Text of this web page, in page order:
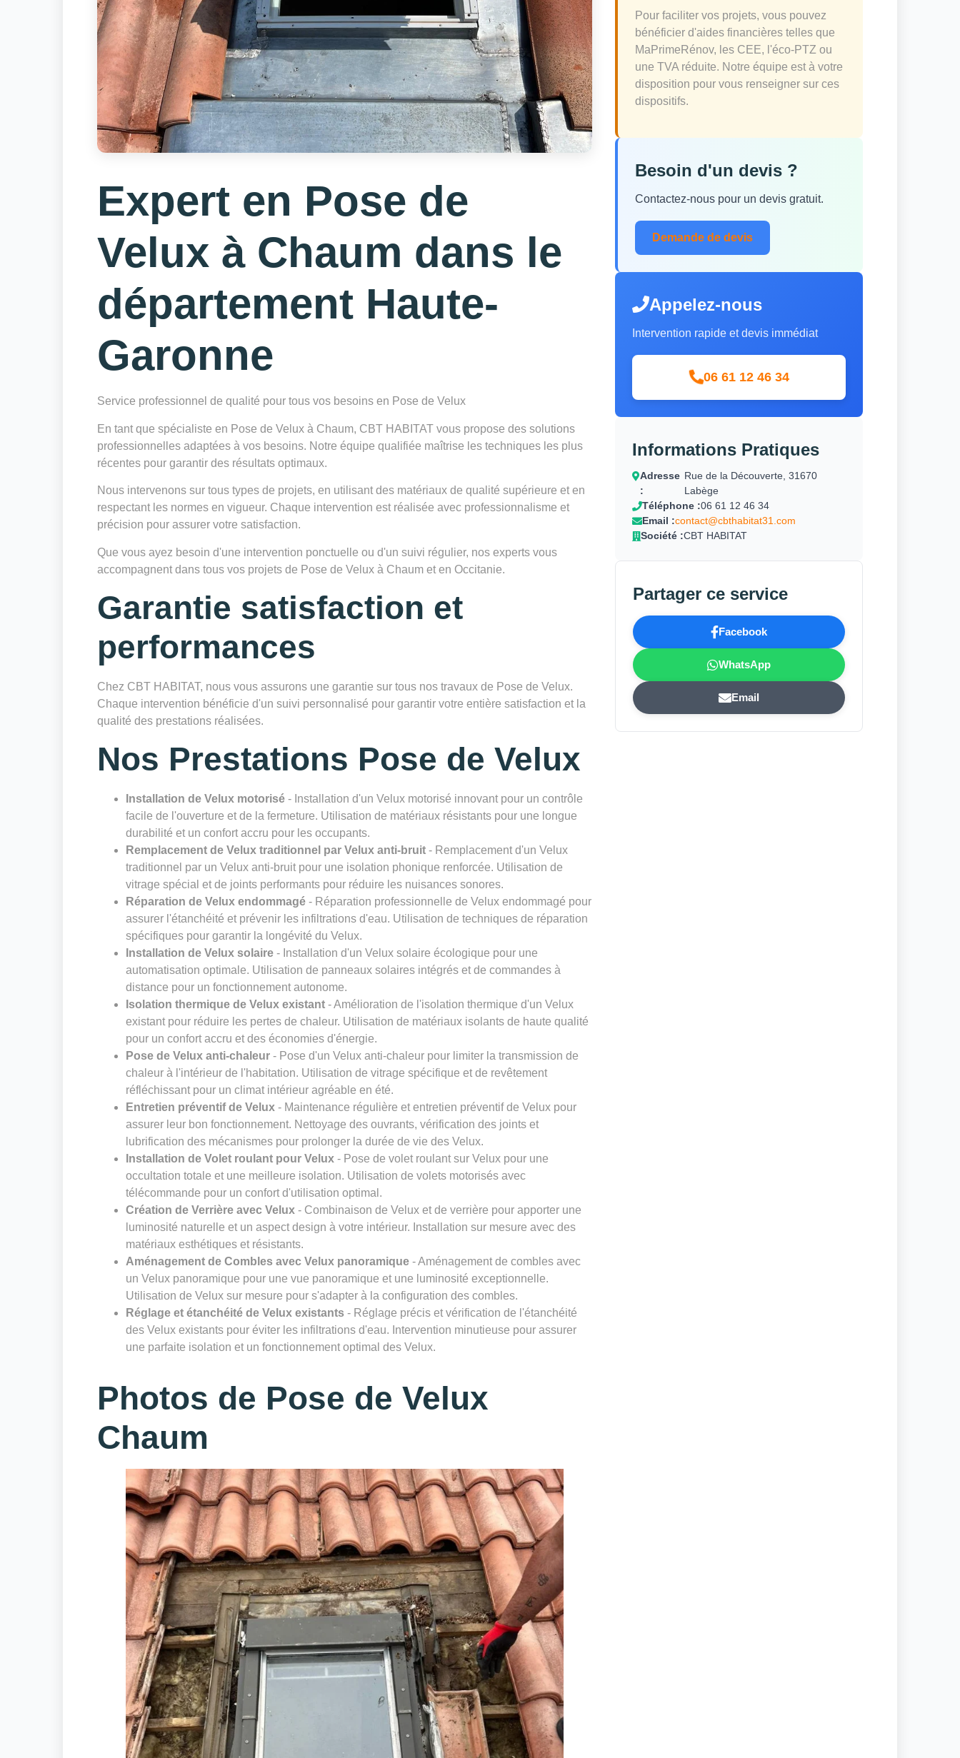
Expert en Pose de
Velux à Chaum dans le
département Haute-
Garonne
Service professionnel de qualité pour tous vos besoins en Pose de Velux
En tant que spécialiste en Pose de Velux à Chaum, CBT HABITAT vous propose des solutions
professionnelles adaptées à vos besoins. Notre équipe qualifiée maîtrise les techniques les plus
récentes pour garantir des résultats optimaux.
Nous intervenons sur tous types de projets, en utilisant des matériaux de qualité supérieure et en
respectant les normes en vigueur. Chaque intervention est réalisée avec professionnalisme et
précision pour assurer votre satisfaction.
Que vous ayez besoin d'une intervention ponctuelle ou d'un suivi régulier, nos experts vous
accompagnent dans tous vos projets de Pose de Velux à Chaum et en Occitanie.
Garantie satisfaction et
performances
Chez CBT HABITAT, nous vous assurons une garantie sur tous nos travaux de Pose de Velux.
Chaque intervention bénéficie d'un suivi personnalisé pour garantir votre entière satisfaction et la
qualité des prestations réalisées.
Nos Prestations Pose de Velux
Installation de Velux motorisé - Installation d'un Velux motorisé innovant pour un contrôle
facile de l'ouverture et de la fermeture. Utilisation de matériaux résistants pour une longue
durabilité et un confort accru pour les occupants.
Remplacement de Velux traditionnel par Velux anti-bruit - Remplacement d'un Velux
traditionnel par un Velux anti-bruit pour une isolation phonique renforcée. Utilisation de
vitrage spécial et de joints performants pour réduire les nuisances sonores.
Réparation de Velux endommagé - Réparation professionnelle de Velux endommagé pour
assurer l'étanchéité et prévenir les infiltrations d'eau. Utilisation de techniques de réparation
spécifiques pour garantir la longévité du Velux.
Installation de Velux solaire - Installation d'un Velux solaire écologique pour une
automatisation optimale. Utilisation de panneaux solaires intégrés et de commandes à
distance pour un fonctionnement autonome.
Isolation thermique de Velux existant - Amélioration de l'isolation thermique d'un Velux
existant pour réduire les pertes de chaleur. Utilisation de matériaux isolants de haute qualité
pour un confort accru et des économies d'énergie.
Pose de Velux anti-chaleur - Pose d'un Velux anti-chaleur pour limiter la transmission de
chaleur à l'intérieur de l'habitation. Utilisation de vitrage spécifique et de revêtement
réfléchissant pour un climat intérieur agréable en été.
Entretien préventif de Velux - Maintenance régulière et entretien préventif de Velux pour
assurer leur bon fonctionnement. Nettoyage des ouvrants, vérification des joints et
lubrification des mécanismes pour prolonger la durée de vie des Velux.
Installation de Volet roulant pour Velux - Pose de volet roulant sur Velux pour une
occultation totale et une meilleure isolation. Utilisation de volets motorisés avec
télécommande pour un confort d'utilisation optimal.
Création de Verrière avec Velux - Combinaison de Velux et de verrière pour apporter une
luminosité naturelle et un aspect design à votre intérieur. Installation sur mesure avec des
matériaux esthétiques et résistants.
Aménagement de Combles avec Velux panoramique - Aménagement de combles avec
un Velux panoramique pour une vue panoramique et une luminosité exceptionnelle.
Utilisation de Velux sur mesure pour s'adapter à la configuration des combles.
Réglage et étanchéité de Velux existants - Réglage précis et vérification de l'étanchéité
des Velux existants pour éviter les infiltrations d'eau. Intervention minutieuse pour assurer
une parfaite isolation et un fonctionnement optimal des Velux.
Photos de Pose de Velux
Chaum
Pour faciliter vos projets, vous pouvez
bénéficier d'aides financières telles que
MaPrimeRénov, les CEE, l'éco-PTZ ou
une TVA réduite. Notre équipe est à votre
disposition pour vous renseigner sur ces
dispositifs.
Besoin d'un devis ?
Contactez-nous pour un devis gratuit.
Demande de devis
Appelez-nous
Intervention rapide et devis immédiat
06 61 12 46 34
Informations Pratiques
Adresse
:
Rue de la Découverte, 31670
Labège
Téléphone :06 61 12 46 34
Email :contact@cbthabitat31.com
Société :CBT HABITAT
Partager ce service
Facebook
WhatsApp
Email